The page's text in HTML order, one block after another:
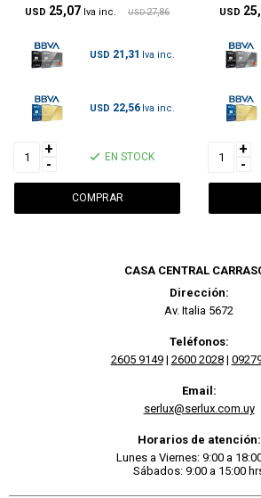
USD 25,07 USD 27,86
USD 21,31
USD 22,56
+
-
EN STOCK
USD
+
-
CASA CENTRAL
Dirección:
Av. Italia 5672
Teléfonos:
2605 9149| 2600 2028|
Email:
serlux@serlux.com.uy
Horarios de atención:
Lunes a Viernes: 9:00 a
Sábados: 9:00 a 15:00